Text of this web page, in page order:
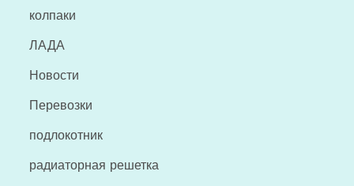
колпаки
ЛАДА
Новости
Перевозки
подлокотник
радиаторная решетка